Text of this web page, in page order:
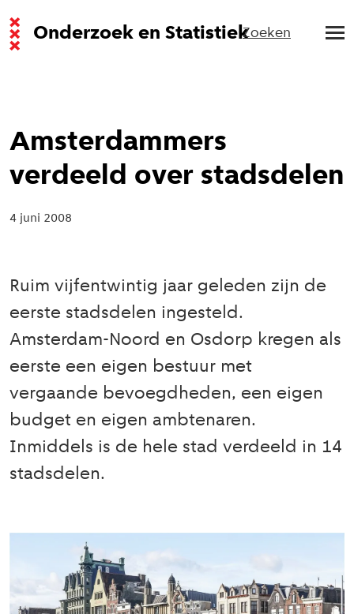
Onderzoek en StatistiekZoeken
Amsterdammers
verdeeld over stadsdelen
4 juni 2008
Ruim vijfentwintig jaar geleden zijn de
eerste stadsdelen ingesteld.
Amsterdam-Noord en Osdorp kregen als
eerste een eigen bestuur met
vergaande bevoegdheden, een eigen
budget en eigen ambtenaren.
Inmiddels is de hele stad verdeeld in 14
stadsdelen.